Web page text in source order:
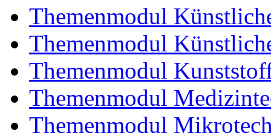
Themenmodul
Themenmodul
Themenmodul
Themenmodul
Themenmodul